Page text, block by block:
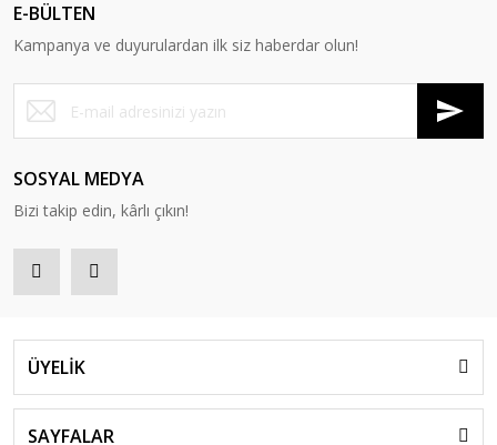
E-BÜLTEN
Kampanya ve duyurulardan ilk siz haberdar olun!
SOSYAL MEDYA
Bizi takip edin, kârlı çıkın!
ÜYELİK
SAYFALAR